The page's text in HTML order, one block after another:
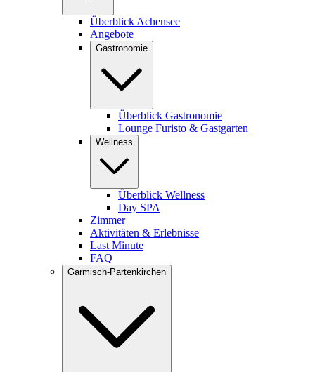
Überblick Achensee
Angebote
Gastronomie
Überblick Gastronomie
Lounge Furisto & Gastgarten
Wellness
Überblick Wellness
Day SPA
Zimmer
Aktivitäten & Erlebnisse
Last Minute
FAQ
Garmisch-Partenkirchen